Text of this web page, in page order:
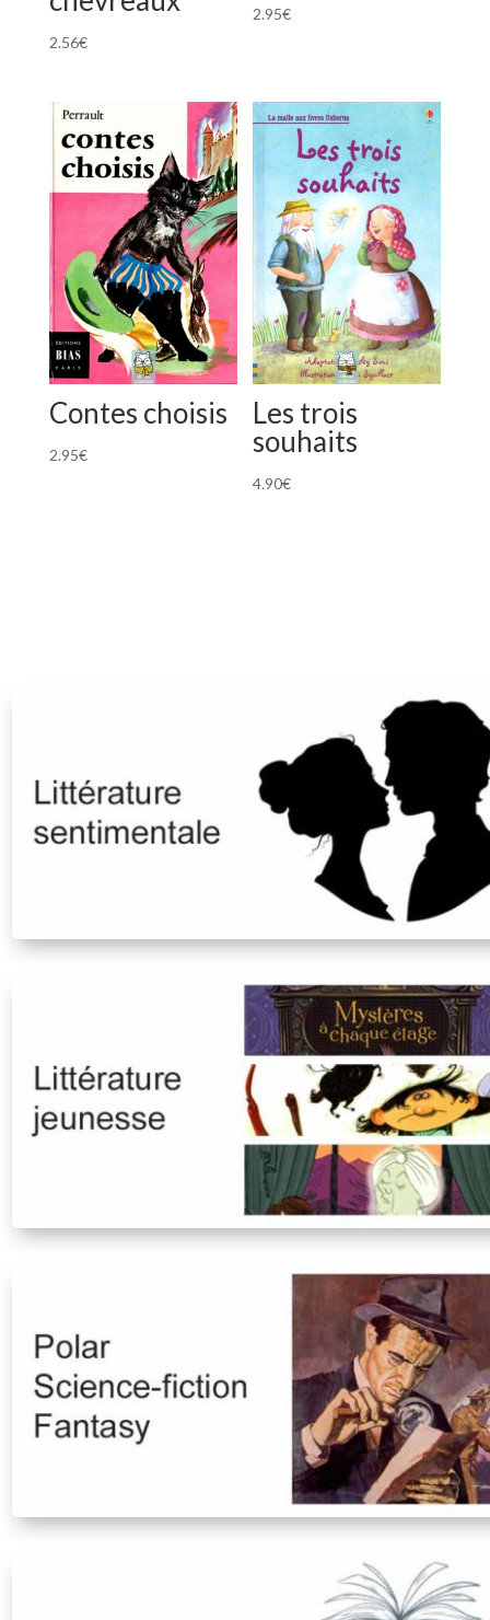
2.56€
2.95€
Contes choisis
2.95€
Les trois
souhaits
4.90€